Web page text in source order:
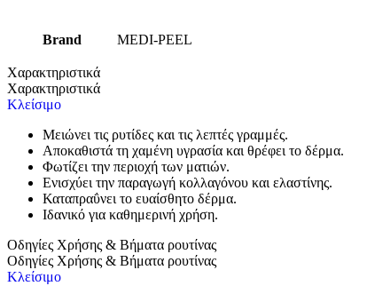
Brand MEDI-PEEL
Χαρακτηριστικά
Χαρακτηριστικά
Κλείσιμο
Μειώνει τις ρυτίδες και τις λεπτές γραμμές.
Αποκαθιστά τη χαμένη υγρασία και θρέφει το δέρμα.
Φωτίζει την περιοχή των ματιών.
Ενισχύει την παραγωγή κολλαγόνου και ελαστίνης.
Καταπραΰνει το ευαίσθητο δέρμα.
Ιδανικό για καθημερινή χρήση.
Οδηγίες Χρήσης & Βήματα ρουτίνας
Οδηγίες Χρήσης & Βήματα ρουτίνας
Κλείσιμο